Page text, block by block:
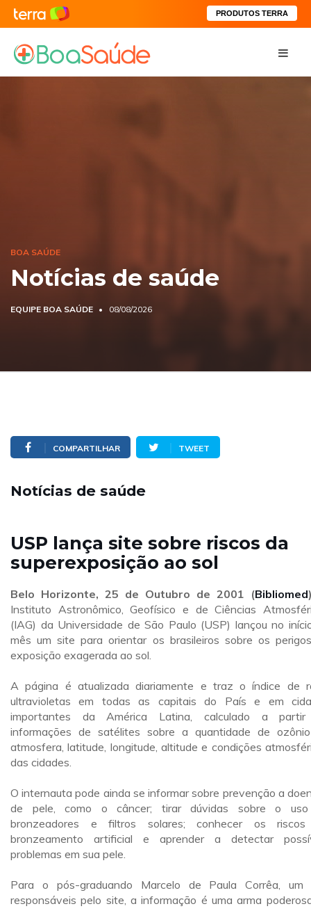
PRODUTOS TERRA
BOA SAÚDE
Notícias de saúde
EQUIPE BOA SAÚDE 08/08/2026
COMPARTILHAR TWEET
Notícias de saúde
USP lança site sobre riscos da
superexposição ao sol
Belo Horizonte, 25 de Outubro de 2001 (Bibliomed
Instituto Astronômico, Geofísico e de Ciências
(IAG) da Universidade de São Paulo (USP) lançou no
mês um site para orientar os brasileiros sobre os
exposição exagerada ao sol.
A página é atualizada diariamente e traz o índice de
ultravioletas em todas as capitais do País e em
importantes da América Latina, calculado a
informações de satélites sobre a quantidade de
atmosfera, latitude, longitude, altitude e condições
das cidades.
O internauta pode ainda se informar sobre prevenção a
de pele, como o câncer; tirar dúvidas sobre o
bronzeadores e filtros solares; conhecer os
bronzeamento artificial e aprender a detectar
problemas em sua pele.
Para o pós-graduando Marcelo de Paula Corrêa, um
responsáveis pelo site, a informação é uma arma